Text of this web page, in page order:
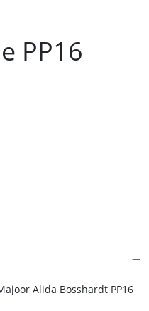
PP16
Alida Bosshardt PP16